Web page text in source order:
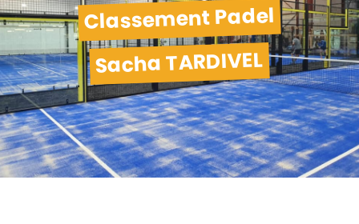
Classement Padel
Sacha TARDIVEL